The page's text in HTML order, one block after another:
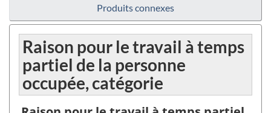
Produits connexes
Raison pour le travail à temps
partiel de la personne
occupée, catégorie